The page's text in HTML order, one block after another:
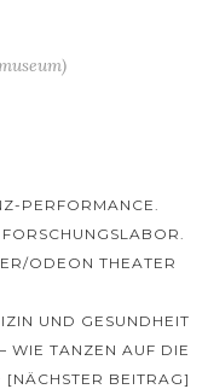
PERFORMANCE.
ODEON THEATER
UND GESUNDHEIT
WIE TANZEN AUF DIE
[NÄCHSTER BEITRAG]